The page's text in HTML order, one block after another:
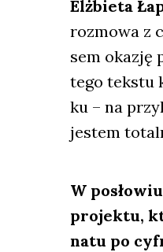
Elż­bie­ta
roz­mo­wa z
sem oka­zję
tego tek­stu
ku – na
jestem
W
pro­jek­tu,
na­tu po